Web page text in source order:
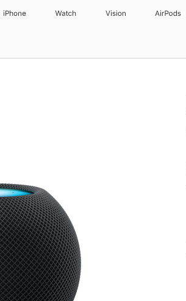
iPhone Watch Vision AirPods